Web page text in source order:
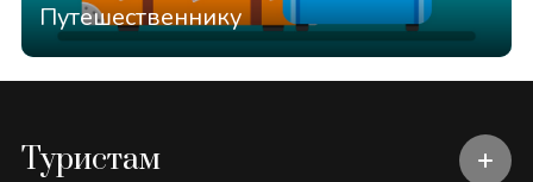
Путешественнику
Туристам